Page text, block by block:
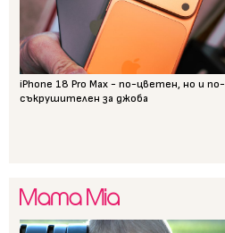
iPhone 18 Pro Max - по-цветен, но и по-
съкрушителен за джоба